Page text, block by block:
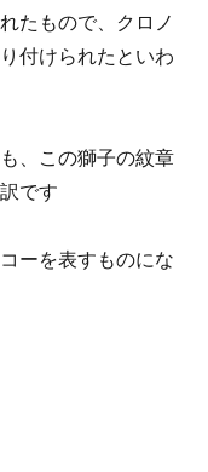
たもので、クロノ
付けられたといわ
、この獅子の紋章
です
ーを表すものにな